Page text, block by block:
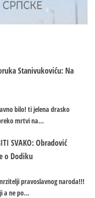
Stanivukoviću: Na
bilo! ti jelena drasko
mrtvi na…
SVAKO: Obradović
o Dodiku
pravoslavnog naroda!!!
a ne po…